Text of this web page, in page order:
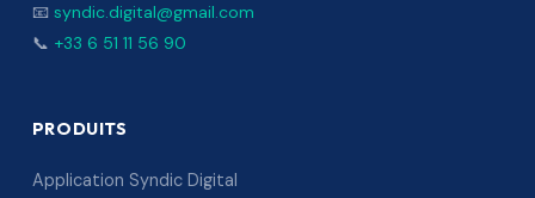
📧 syndic.digital@gmail.com
📞 +33 6 51 11 56 90
PRODUITS
Application Syndic Digital